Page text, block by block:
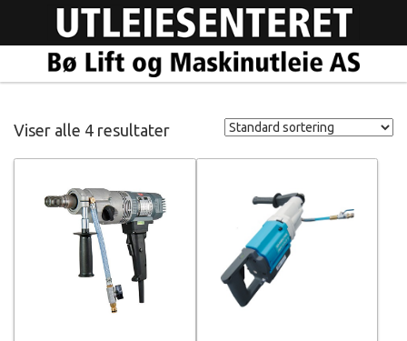
Viser alle 4 resultater